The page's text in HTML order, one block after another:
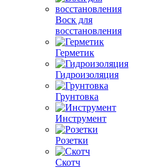
Воск для
восстановления
Герметик
Гидроизоляция
Грунтовка
Инструмент
Розетки
Скотч